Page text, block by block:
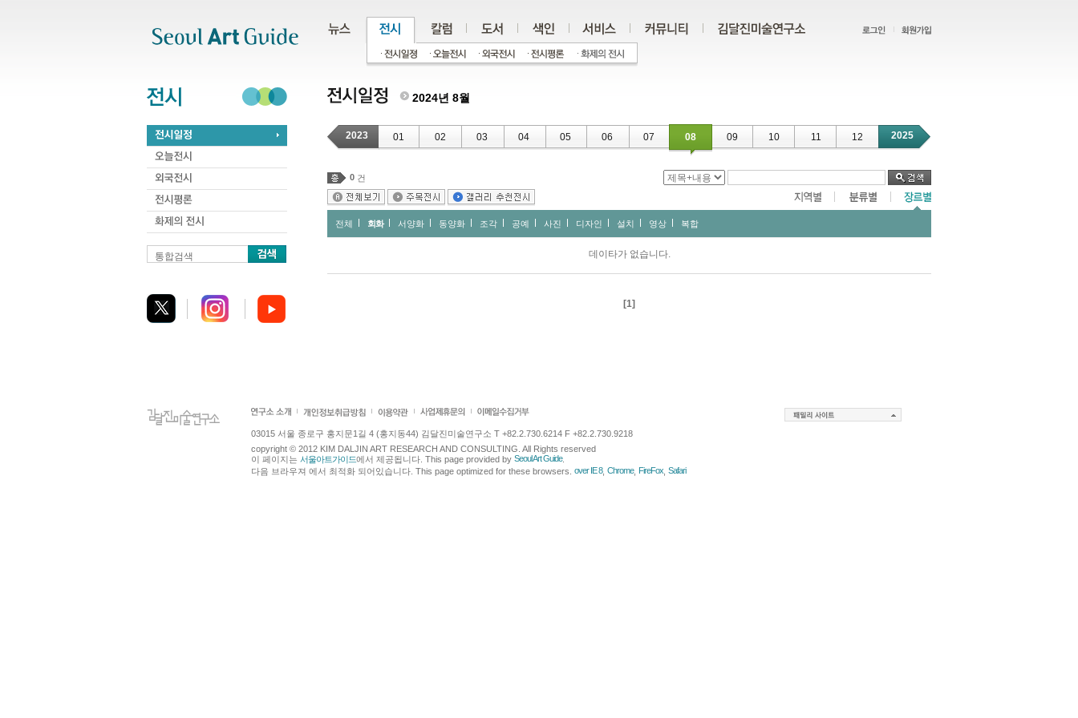
통합검색
2024년 8월
2023 01 02 03 04 05 06 07 08 09 10 11 12 2025
0 건
전체 회화 서양화 동양화 조각 공예 사진 디자인 설치 영상 복합
데이타가 없습니다.
[1]
03015 서울 종로구 홍지문1길 4 (홍지동44) 김달진미술연구소 T +82.2.730.6214 F +82.2.730.9218
copyright © 2012 KIM DALJIN ART RESEARCH AND CONSULTING. All Rights reserved
이 페이지는 서울아트가이드에서 제공됩니다. This page provided by Seoul Art Guide.
다음 브라우져 에서 최적화 되어있습니다. This page optimized for these browsers. over IE 8, Chrome, FireFox Safari